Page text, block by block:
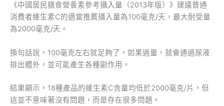
《中國居民膳食營養素參考攝入量（2013年版）》建議普通
消費者維生素C的適當推薦攝入量為100毫克/天，最大耐受量
為2000毫克/天。
換句話說，100毫克左右就足夠了，如果過量，就會通過尿液
排出體外，並可能產生各種副作用。
結果顯示，18種產品的維生素C含量均低於2000毫克/片，但
這並不意味著沒有問題，而是存在很多問題。